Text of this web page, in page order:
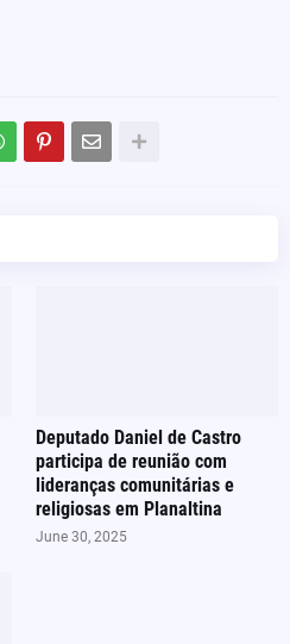
Deputado Daniel de Castro
participa de reunião com
lideranças comunitárias e
religiosas em Planaltina
June 30, 2025